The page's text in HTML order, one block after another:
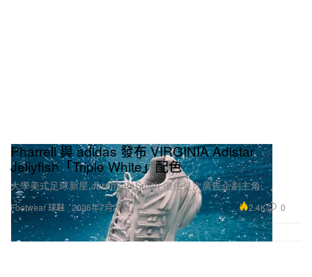
Footwear 球鞋
Pharrell 與 adidas 發布 VIRGINIA Adistar
Jellyfish「Triple White」配色
大學美式足球新星 Jeremiah Smith 擔任是次廣告企劃主角。
2026年7月28日 2.4K 0